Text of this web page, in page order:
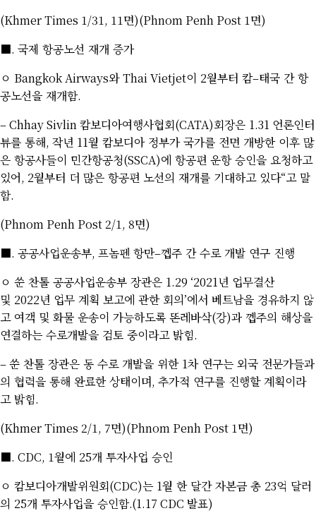
(Khmer Times 1/31, 11면)(Phnom Penh Post 1면)
■. 국제 항공노선 재개 증가
ㅇ Bangkok Airways와Thai Vietjet이 2월부터 캄–태국 간 항
공노선을 재개함.
– Chhay Sivlin캄보디아여행사협회(CATA)회장은 1.31 언론인터
뷰를 통해, 작년 11월 캄보디아 정부가 국가를 전면 개방한 이후 많
은 항공사들이 민간항공청(SSCA)에 항공편 운항 승인을 요청하고
있어, 2월부터 더 많은 항공편 노선의 재개를 기대하고 있다“고 말
함.
(Phnom Penh Post 2/1, 8면)
■. 공공사업운송부, 프놈펜 항만–껩주 간 수로 개발 연구 진행
ㅇ 쑨 찬톨 공공사업운송부 장관은 1.29 ‘2021년 업무결산
및 2022년 업무 계획 보고에 관한 회의’에서 베트남을 경유하지 않
고 여객 및 화물 운송이 가능하도록 똔레바삭(강)과 껩주의 해상을
연결하는 수로개발을 검토 중이라고 밝힘.
–쑨 찬톨 장관은 동 수로 개발을 위한 1차 연구는 외국 전문가들과
의 협력을 통해 완료한 상태이며, 추가적 연구를 진행할 계획이라
고 밝힘.
(Khmer Times 2/1, 7면)(Phnom Penh Post 1면)
■. CDC, 1월에 25개 투자사업 승인
ㅇ 캄보디아개발위원회(CDC)는 1월 한 달간 자본금 총 23억 달러
의 25개 투자사업을 승인함.(1.17 CDC 발표)